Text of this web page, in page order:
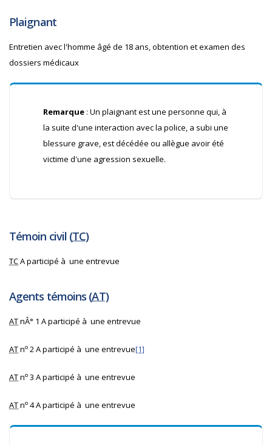
Plaignant
Entretien avec l'homme âgé de 18 ans, obtention et examen des
dossiers médicaux
Remarque : Un plaignant est une personne qui, à
la suite d'une interaction avec la police, a subi une
blessure grave, est décédée ou allègue avoir été
victime d'une agression sexuelle.
Témoin civil (TC)
TCA participé à une entrevue
Agents témoins (AT)
ATnÂ° 1 A participé à une entrevue
ATno 2 A participé à une entrevue[1]
ATno 3 A participé à une entrevue
ATno 4 A participé à une entrevue